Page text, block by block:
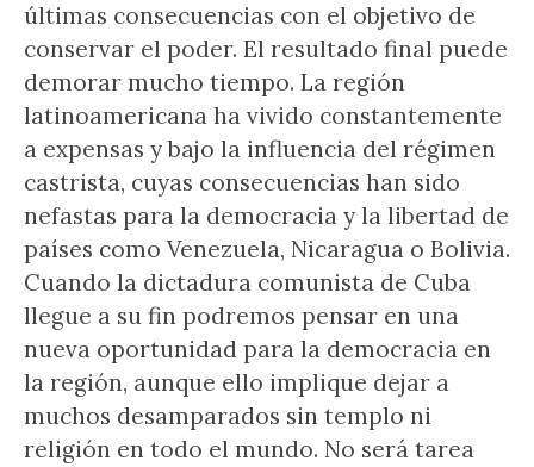
últimas consecuencias con el objetivo de
conservar el poder. El resultado final puede
demorar mucho tiempo. La región
latinoamericana ha vivido constantemente
a expensas y bajo la influencia del régimen
castrista, cuyas consecuencias han sido
nefastas para la democracia y la libertad de
países como Venezuela, Nicaragua o Bolivia.
Cuando la dictadura comunista de Cuba
llegue a su fin podremos pensar en una
nueva oportunidad para la democracia en
la región, aunque ello implique dejar a
muchos desamparados sin templo ni
religión en todo el mundo. No será tarea